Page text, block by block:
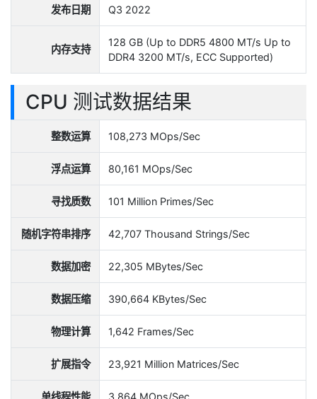
发布日期 Q3 2022
内存支持
128 GB (Up to DDR5 4800 MT/s Up to
DDR4 3200 MT/s, ECC Supported)
CPU 测试数据结果
整数运算 108,273 MOps/Sec
浮点运算 80,161 MOps/Sec
寻找质数 101 Million Primes/Sec
随机字符串排序 42,707 Thousand Strings/Sec
数据加密 22,305 MBytes/Sec
数据压缩 390,664 KBytes/Sec
物理计算 1,642 Frames/Sec
扩展指令 23,921 Million Matrices/Sec
单线程性能 3,864 MOps/Sec